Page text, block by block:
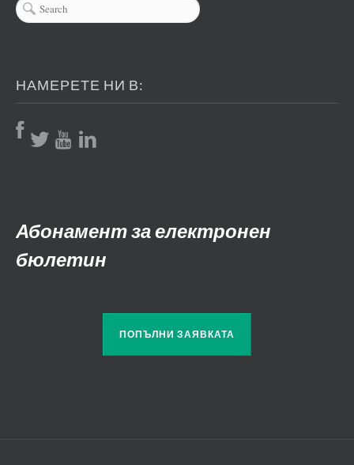
НАМЕРЕТЕ НИ В:
Абонамент за електронен
бюлетин
ПОПЪЛНИ ЗАЯВКАТА